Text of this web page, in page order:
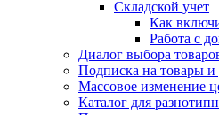
Складской учет
Как
Работа с
Диалог выбора
Подписка на товары и
Массовое изменение
Каталог для